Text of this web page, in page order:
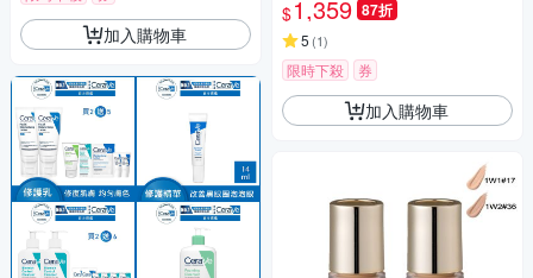
加入購物車
$1,359 87折
5 (1)
限時下殺 券
加入購物車